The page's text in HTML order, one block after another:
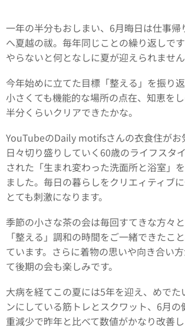
一年の半分もおしまい、6月晦日は仕事帰
へ夏越の祓。毎年同じことの繰り返しで
やらないと何となしに夏が迎えられません
今年始めに立てた目標「整える」を振り返
小さくても機能的な場所の点在、知恵を
半分くらいクリアできたかな。
YouTubeのDaily motifsさんの衣食住がお
日々切り盛りしていく60歳のライフスタ
された「生まれ変わった洗面所と浴室」
ました。毎日の暮らしをクリエィティブ
とても刺激になります。
季節の小さな茶の会は毎回すてきな方々
「整える」調和の時間をご一緒できたこ
ています。さらに着物の思いや向き合い
て後期の会も楽しみです。
大病を経てこの夏には5年を迎え、めでた
ンにしている筋トレとスクワット、6月
重減少で昨年と比べて数値がかなり改善し